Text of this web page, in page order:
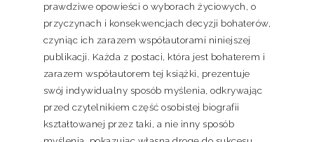
prawdziwe opowieści o wyborach życiowych, o
przyczynach i konsekwencjach decyzji bohaterów,
czyniąc ich zarazem współautorami niniejszej
publikacji. Każda z postaci, która jest bohaterem i
zarazem współautorem tej książki, prezentuje
swój indywidualny sposób myślenia, odkrywając
przed czytelnikiem część osobistej biografii
kształtowanej przez taki, a nie inny sposób